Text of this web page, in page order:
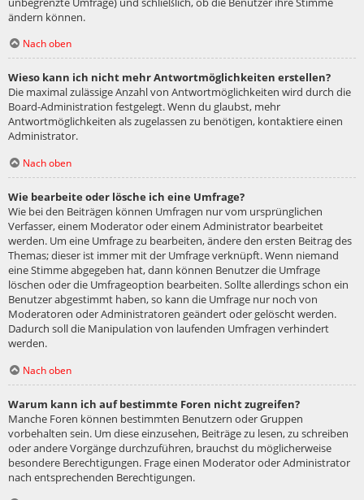
ändern können.
Nach oben
Wieso kann ich nicht mehr Antwortmöglichkeiten erstellen?
Die maximal zulässige Anzahl von Antwortmöglichkeiten wird durch die
Board-Administration festgelegt. Wenn du glaubst, mehr
Antwortmöglichkeiten als zugelassen zu benötigen, kontaktiere einen
Administrator.
Nach oben
Wie bearbeite oder lösche ich eine Umfrage?
Wie bei den Beiträgen können Umfragen nur vom ursprünglichen
Verfasser, einem Moderator oder einem Administrator bearbeitet
werden. Um eine Umfrage zu bearbeiten, ändere den ersten Beitrag des
Themas; dieser ist immer mit der Umfrage verknüpft. Wenn niemand
eine Stimme abgegeben hat, dann können Benutzer die Umfrage
löschen oder die Umfrageoption bearbeiten. Sollte allerdings schon ein
Benutzer abgestimmt haben, so kann die Umfrage nur noch von
Moderatoren oder Administratoren geändert oder gelöscht werden.
Dadurch soll die Manipulation von laufenden Umfragen verhindert
werden.
Nach oben
Warum kann ich auf bestimmte Foren nicht zugreifen?
Manche Foren können bestimmten Benutzern oder Gruppen
vorbehalten sein. Um diese einzusehen, Beiträge zu lesen, zu schreiben
oder andere Vorgänge durchzuführen, brauchst du möglicherweise
besondere Berechtigungen. Frage einen Moderator oder Administrator
nach entsprechenden Berechtigungen.